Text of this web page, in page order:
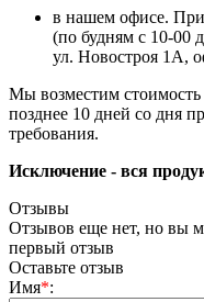
в нашем офисе.
(по будням с 10-00
ул. Новостроя 1А,
Мы возместим стоимость
позднее 10 дней со дня
требования.
Исключение - вся
Отзывы
Отзывов еще нет, но вы
первый отзыв
Оставьте отзыв
Имя*: